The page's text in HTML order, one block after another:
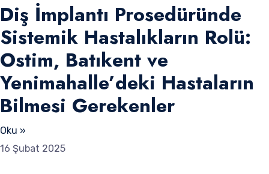
Diş İmplantı Prosedüründe
Sistemik Hastalıkların Rolü:
Ostim, Batıkent ve
Yenimahalle’deki Hastaların
Bilmesi Gerekenler
Oku »
16 Şubat 2025